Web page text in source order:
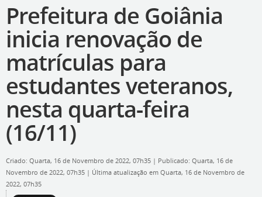
Prefeitura de Goiânia
inicia renovação de
matrículas para
estudantes veteranos,
nesta quarta-feira
(16/11)
Criado: Quarta, 16 de Novembro de 2022, 07h35 | Publicado: Quarta, 16 de
Novembro de 2022, 07h35 | Última atualização em Quarta, 16 de Novembro de
2022, 07h35